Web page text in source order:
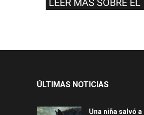
ÚLTIMAS NOTICIAS
Una niña salvó